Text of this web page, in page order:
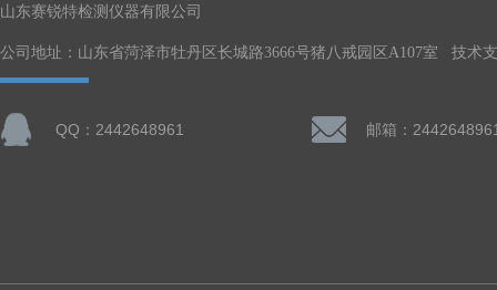
山东赛锐特检测仪器有限公司
公司地址：山东省菏泽市牡丹区长城路3666号猪八戒园区A107室 技术
QQ：2442648961 邮箱：